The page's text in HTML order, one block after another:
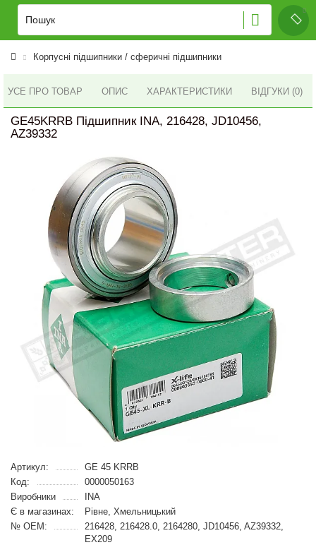
Корпусні підшипники / сферичні підшипники
УСЕ ПРО ТОВАР ОПИС ХАРАКТЕРИСТИКИ ВІДГУКИ (0)
GE45KRRB Підшипник INA, 216428, JD10456,
AZ39332
Артикул:
GE 45 KRRB
Код:
0000050163
Виробники
INA
Є в магазинах:
Рівне, Хмельницький
№ OEM:
216428, 216428.0, 2164280, JD10456, AZ39332,
EX209